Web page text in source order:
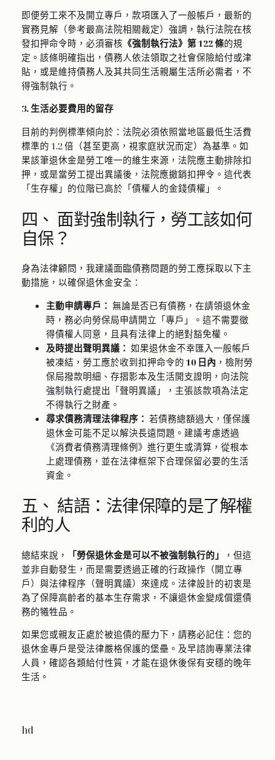
即便勞工來不及開立專戶，款項匯入了一般帳戶，最新的
實務見解（參考最高法院相關裁定）強調，執行法院在核
發扣押命令時，必須審核 《強制執行法》第 122 條的規
定。該條明確指出，債務人依法領取之社會保險給付或津
貼，或是維持債務人及其共同生活親屬生活所必需者，不
得強制執行。
3. 生活必要費用的留存
目前的判例標準傾向於：法院必須依照當地區最低生活費
標準的 1.2 倍（甚至更高，視家庭狀況而定）為基準。如
果該筆退休金是勞工唯一的維生來源，法院應主動排除扣
押，或是當勞工提出異議後，法院應撤銷扣押令。這代表
「生存權」的位階已高於「債權人的金錢債權」。
四、 面對強制執行，勞工該如何
自保？
身為法律顧問，我建議面臨債務問題的勞工應採取以下主
動措施，以確保退休金安全：
主動申請專戶： 無論是否已有債務，在請領退休金
時，務必向勞保局申請開立「專戶」。這不需要徵
得債權人同意，且具有法律上的絕對豁免權。
及時提出聲明異議： 如果退休金不幸匯入一般帳戶
被凍結，勞工應於收到扣押命令的 10 日內 ，檢附勞
保局撥款明細、存摺影本及生活開支證明，向法院
強制執行處提出「聲明異議」，主張該款項為法定
不得執行之財產。
尋求債務清理法律程序： 若債務總額過大，僅保護
退休金可能不足以解決長遠問題。建議考慮透過
《消費者債務清理條例》進行更生或清算，從根本
上處理債務，並在法律框架下合理保留必要的生活
資金。
五、 結語：法律保障的是了解權
利的人
總結來說， 「勞保退休金是可以不被強制執行的」
，但這
並非自動發生，而是需要透過正確的行政操作（開立專
戶）與法律程序（聲明異議）來達成。法律設計的初衷是
為了保障高齡者的基本生存需求，不讓退休金變成償還債
務的犧牲品。
如果您或親友正處於被追債的壓力下，請務必記住：您的
退休金專戶是受法律嚴格保護的堡壘。及早諮詢專業法律
人員，確認各類給付性質，才能在退休後保有安穩的晚年
生活。
hd